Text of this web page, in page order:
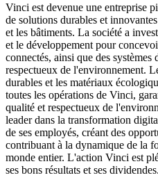
Vinci est devenue une entreprise
de solutions durables et
et les bâtiments. La société a
et le développement pour
connectés, ainsi que des systèmes
respectueux de l'environnement.
durables et les matériaux
toutes les opérations de Vinci,
qualité et respectueux de
leader dans la transformation
de ses employés, créant des
contribuant à la dynamique de la
monde entier. L'action Vinci est
ses bons résultats et ses dividendes.